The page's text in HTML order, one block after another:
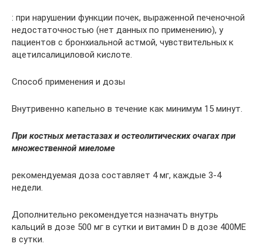
: при нарушении функции почек, выраженной печеночной
недостаточностью (нет данных по применению), у
пациентов с бронхиальной астмой, чувствительных к
ацетилсалициловой кислоте.
Способ применения и дозы
Внутривенно капельно в течение как минимум 15 минут.
При костных метастазах и остеолитических очагах при
множественной миеломе
рекомендуемая доза составляет 4 мг, каждые 3-4
недели.
Дополнительно рекомендуется назначать внутрь
кальций в дозе 500 мг в сутки и витамин D в дозе 400МЕ
в сутки.